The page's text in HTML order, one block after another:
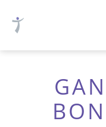
luth.
Nürnberg